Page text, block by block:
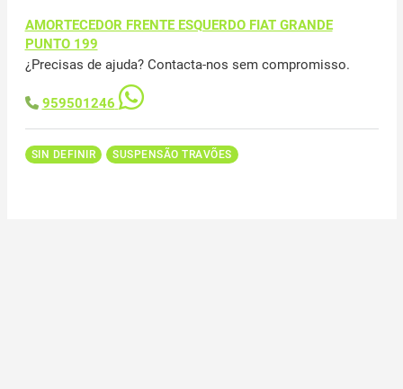
AMORTECEDOR FRENTE ESQUERDO FIAT GRANDE
PUNTO 199
¿Precisas de ajuda? Contacta-nos sem compromisso.
959501246
SIN DEFINIR SUSPENSÃO TRAVÕES